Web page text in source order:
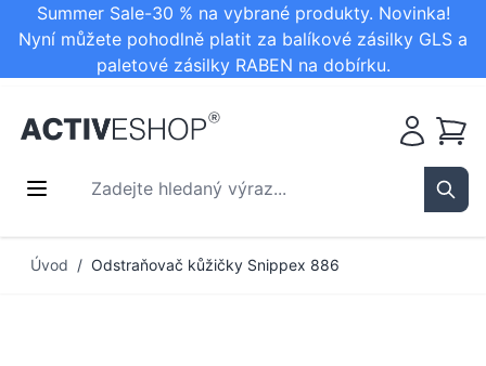
Summer Sale-30 % na vybrané produkty. Novinka!
Nyní můžete pohodlně platit za balíkové zásilky GLS a
paletové zásilky RABEN na dobírku.
Zadejte hledaný výraz...
Košík
Úvod / Odstraňovač kůžičky Snippex 886